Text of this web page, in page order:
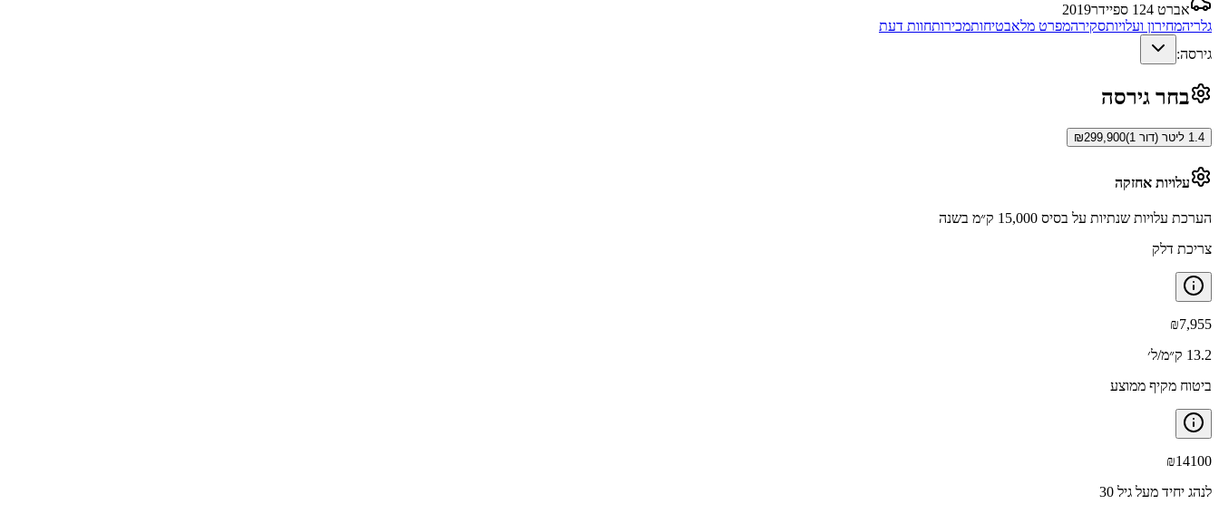
אברט 124 ספיידר
2019
גלריהמחירון ועלויותסקירהמפרט מלאבטיחותמכירותחוות דעת
גירסה:
בחר גירסה
1.4 ליטר (דור 1) ₪299,900
עלויות אחזקה
הערכת עלויות שנתיות על בסיס 15,000 ק״מ בשנה
צריכת דלק
₪7,955
13.2 ק״מ/ל׳
ביטוח מקיף ממוצע
₪14100
לנהג יחיד מעל גיל 30